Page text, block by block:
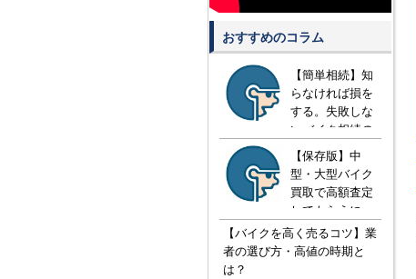
おすすめのコラム
【簡単相続】知
らなければ損を
する。失敗しな
いバイク相続の
方法とは？
【保存版】中
型・大型バイク
買取で高額査定
してもらうに
は！？知ってお
きたい３つの知
【バイクを高く売るコツ】業
者の選び方・高値の時期と
は？